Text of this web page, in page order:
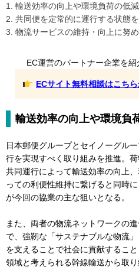
1. 輸送効率の向上や環境負荷の低
2. 共同便を定常的に運行する状態
3. 物流サービスの維持・向上に努
EC運営のパートナー企業を
ECサイト無料相談はこち
輸送効率の向上や環境負
日本郵便グループとセイノーグル
行を実現すべく取り組みを推進。
共同運行によって輸送効率の向上
っての利便性維持に繋げると同時
が今回の協業の主な狙いとなる。
また、両者の物流ネットワークの
で、強靭な「サステナブルな物流
を支えることで社会に貢献するこ
領域と考えられる幹線輸送から取